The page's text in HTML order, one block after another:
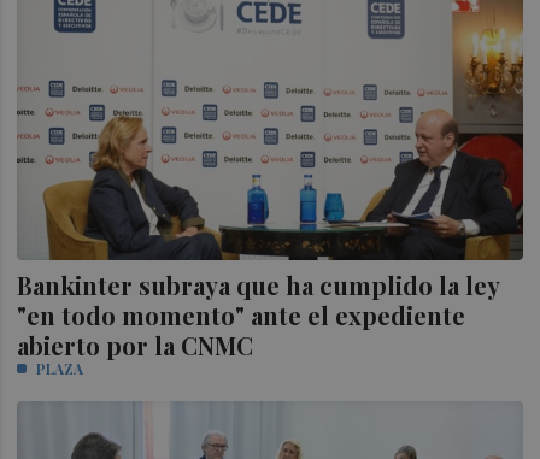
Bankinter subraya que ha cumplido la ley
"en todo momento" ante el expediente
abierto por la CNMC
PLAZA